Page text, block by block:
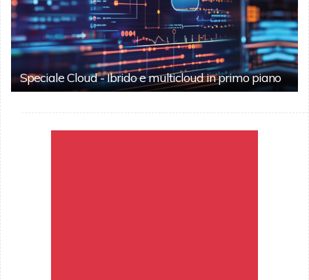
Speciale Cloud - Ibrido e multicloud in primo piano